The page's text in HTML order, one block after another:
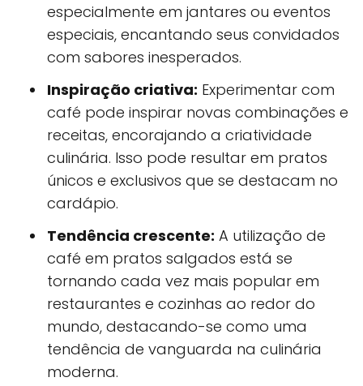
especialmente em jantares ou eventos
especiais, encantando seus convidados
com sabores inesperados.
Inspiração criativa: Experimentar com
café pode inspirar novas combinações e
receitas, encorajando a criatividade
culinária. Isso pode resultar em pratos
únicos e exclusivos que se destacam no
cardápio.
Tendência crescente: A utilização de
café em pratos salgados está se
tornando cada vez mais popular em
restaurantes e cozinhas ao redor do
mundo, destacando-se como uma
tendência de vanguarda na culinária
moderna.